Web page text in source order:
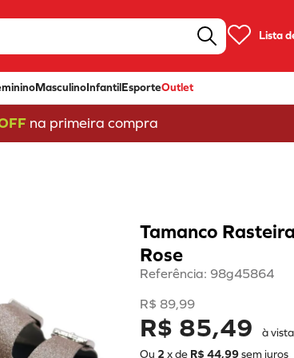
Lista
MasculinoInfantilEsporteOutlet
na primeira compra
Tamanco
Rose
Referência: 98g45864
R$ 89,99
R$ 85,49
à
Ou 2 x de R$ 44,99sem juros